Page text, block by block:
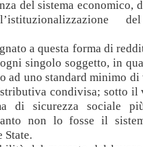
del sistema economico,
a questa forma di
singolo soggetto, in
ad uno standard minimo di
condivisa; sotto il
di sicurezza sociale
non lo fosse il
State.